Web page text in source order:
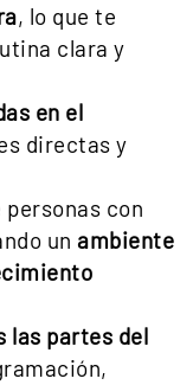
, lo que te
clara y
en el
directas y
con
un ambiente
las partes del